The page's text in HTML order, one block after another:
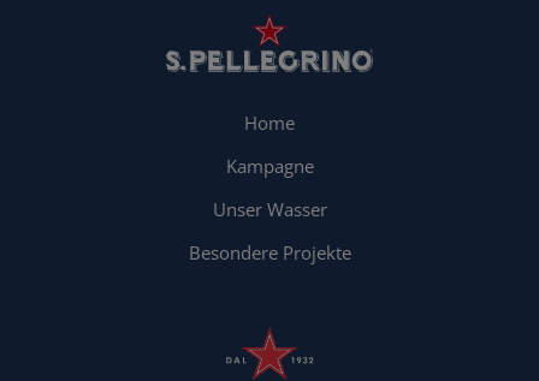
Home
Kampagne
Unser Wasser
Besondere Projekte